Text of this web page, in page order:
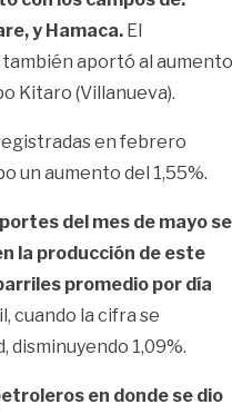
y Hamaca. El
aportó al aumento
Kitaro (Villanueva).
en febrero
un aumento del 1,55%.
del mes de mayo se
la producción de este
promedio por día
cuando la cifra se
disminuyendo 1,09%.
en donde se dio